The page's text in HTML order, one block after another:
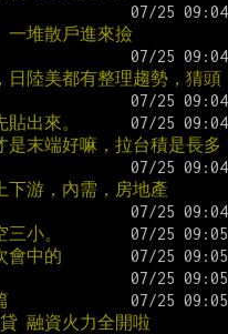
堆散戶進來撿
陸美都有整理趨勢，猜頭
出來。
末端好嘛，拉台積是長多
游，內需，房地產
小。
會中的
融資火力全開啦